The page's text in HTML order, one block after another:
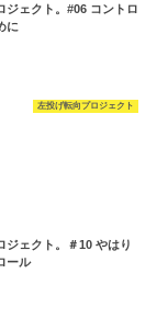
ジェクト。#06 コントロ
に
左投げ転向プロジェクト
ジェクト。＃10 やはり
ール